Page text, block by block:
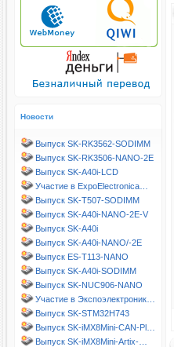
Новости
Выпуск SK-RK3562-SODIMM
Выпуск SK-RK3506-NANO-2E
Выпуск SK-A40i-LCD
Участие в ExpoElectronica…
Выпуск SK-T507-SODIMM
Выпуск SK-A40i-NANO-2E-V
Выпуск SK-A40i
Выпуск SK-A40i-NANO/-2E
Выпуск ES-T113-NANO
Выпуск SK-A40i-SODIMM
Выпуск SK-NUC906-NANO
Участие в Экспоэлектроник…
Выпуск SK-STM32H743
Выпуск SK-iMX8Mini-CAN-Pl…
Выпуск SK-iMX8Mini-Artix-…